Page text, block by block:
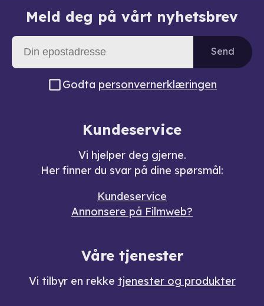
Meld deg på vårt nyhetsbrev
Send
Godta personvernerklæringen
Kundeservice
Vi hjelper deg gjerne.
Her finner du svar på dine spørsmål:
Kundeservice
Annonsere på Filmweb?
Våre tjenester
Vi tilbyr en rekke tjenester og produkter